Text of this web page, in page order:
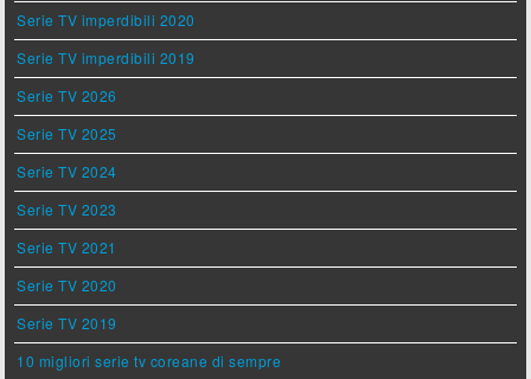
Serie TV imperdibili 2020
Serie TV imperdibili 2019
Serie TV 2026
Serie TV 2025
Serie TV 2024
Serie TV 2023
Serie TV 2021
Serie TV 2020
Serie TV 2019
10 migliori serie tv coreane di sempre